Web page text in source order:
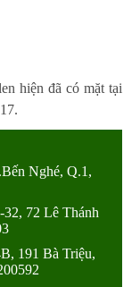
hiện đã có mặt tại
Nghé, Q.1,
72 Lê Thánh
191 Bà Triệu,